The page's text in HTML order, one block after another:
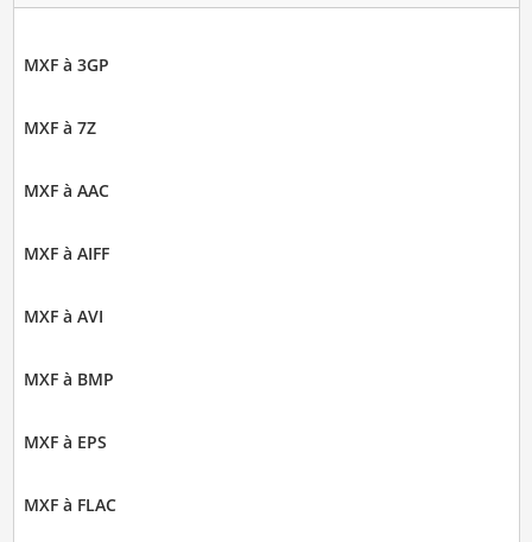
MXF à 3GP
MXF à 7Z
MXF à AAC
MXF à AIFF
MXF à AVI
MXF à BMP
MXF à EPS
MXF à FLAC